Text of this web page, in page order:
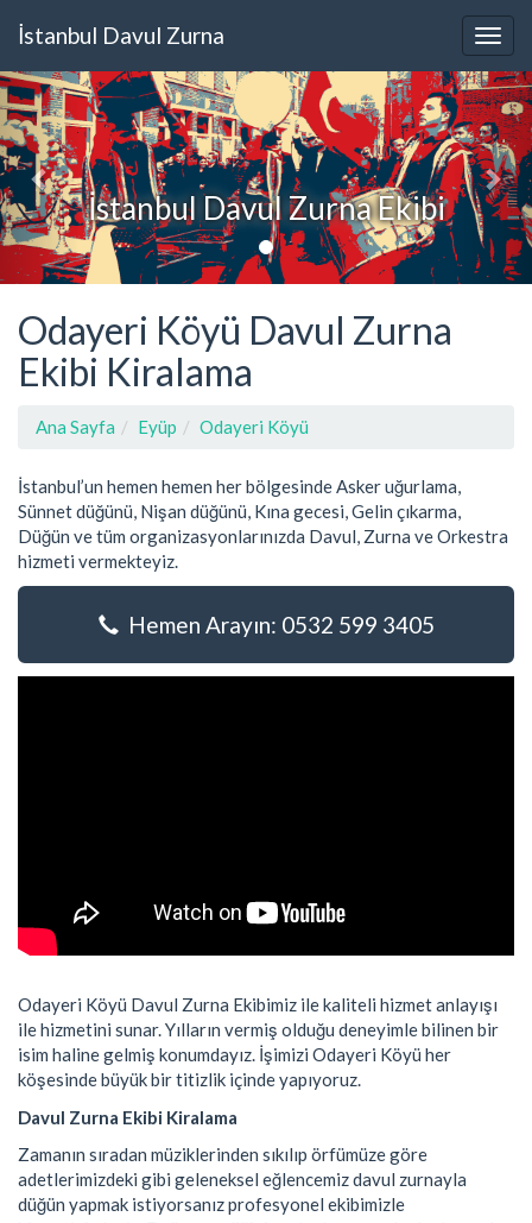
İstanbul Davul Zurna
İstanbul Davul Zurna Ekibi
Odayeri Köyü Davul Zurna
Ekibi Kiralama
Ana Sayfa Eyüp Odayeri Köyü
İstanbul’un hemen hemen her bölgesinde Asker uğurlama,
Sünnet düğünü, Nişan düğünü, Kına gecesi, Gelin çıkarma,
Düğün ve tüm organizasyonlarınızda Davul, Zurna ve Orkestra
hizmeti vermekteyiz.
Hemen Arayın: 0532 599 3405
Odayeri Köyü Davul Zurna Ekibimiz ile kaliteli hizmet anlayışı
ile hizmetini sunar. Yılların vermiş olduğu deneyimle bilinen bir
isim haline gelmiş konumdayız. İşimizi Odayeri Köyü her
köşesinde büyük bir titizlik içinde yapıyoruz.
Davul Zurna Ekibi Kiralama
Zamanın sıradan müziklerinden sıkılıp örfümüze göre
adetlerimizdeki gibi geleneksel eğlencemiz davul zurnayla
düğün yapmak istiyorsanız profesyonel ekibimizle